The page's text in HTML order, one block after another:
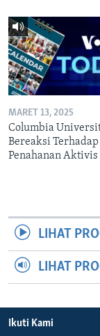
MARET 13, 2025
Columbia
Bereaksi Terhadap
Penahanan Aktivis
LIHAT
LIHAT
Ikuti Kami